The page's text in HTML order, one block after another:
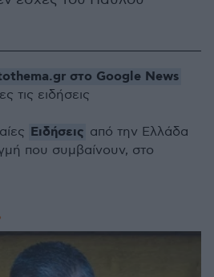
στο Google News
τις ειδήσεις
Ειδήσεις από την Ελλάδα
που συμβαίνουν, στο